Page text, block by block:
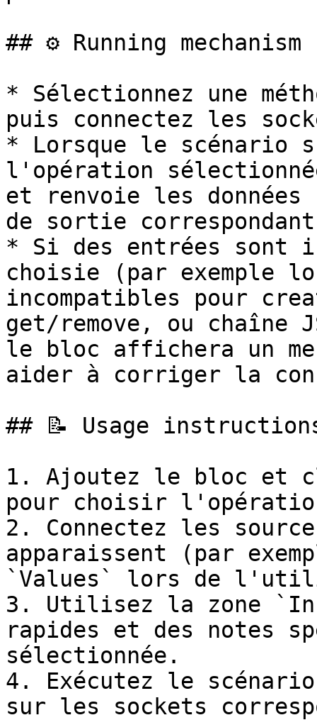
## ⚙️ Running mechanism
* Sélectionnez une
puis connectez les
* Lorsque le scénario
l'opération
et renvoie les
de sortie
* Si des entrées sont
choisie (par exemple
incompatibles pour
get/remove, ou chaîne
le bloc affichera un
aider à corriger la
## 📝 Usage
1. Ajoutez le bloc et
pour choisir
2. Connectez les
apparaissent (par
`Values` lors de
3. Utilisez la zone
rapides et des notes
sélectionnée.
4. Exécutez le
sur les sockets